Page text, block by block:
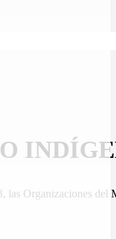
las Organizaciones